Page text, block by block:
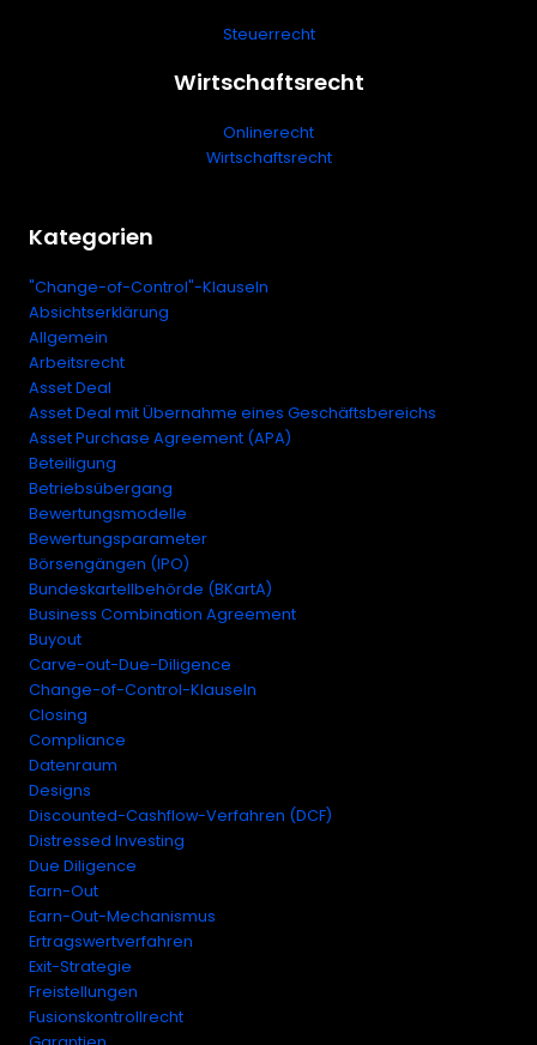
Steuerrecht
Wirtschaftsrecht
Onlinerecht
Wirtschaftsrecht
Kategorien
"Change-of-Control"-Klauseln
Absichtserklärung
Allgemein
Arbeitsrecht
Asset Deal
Asset Deal mit Übernahme eines Geschäftsbereichs
Asset Purchase Agreement (APA)
Beteiligung
Betriebsübergang
Bewertungsmodelle
Bewertungsparameter
Börsengängen (IPO)
Bundeskartellbehörde (BKartA)
Business Combination Agreement
Buyout
Carve-out-Due-Diligence
Change-of-Control-Klauseln
Closing
Compliance
Datenraum
Designs
Discounted-Cashflow-Verfahren (DCF)
Distressed Investing
Due Diligence
Earn-Out
Earn-Out-Mechanismus
Ertragswertverfahren
Exit-Strategie
Freistellungen
Fusionskontrollrecht